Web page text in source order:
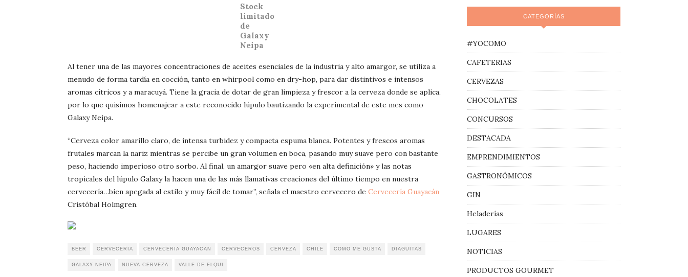
Stock
limitado
de
Galaxy
Neipa
Al tener una de las mayores concentraciones de aceites esenciales de la industria y alto amargor, se utiliza a
menudo de forma tardía en cocción, tanto en whirpool como en dry-hop, para dar distintivos e intensos
aromas cítricos y a maracuyá. Tiene la gracia de dotar de gran limpieza y frescor a la cerveza donde se aplica,
por lo que quisimos homenajear a este reconocido lúpulo bautizando la experimental de este mes como
Galaxy Neipa.
“Cerveza color amarillo claro, de intensa turbidez y compacta espuma blanca. Potentes y frescos aromas
frutales marcan la nariz mientras se percibe un gran volumen en boca, pasando muy suave pero con bastante
peso, haciendo imperioso otro sorbo. Al final, un amargor suave pero «en alta definición» y las notas
tropicales del lúpulo Galaxy la hacen una de las más llamativas creaciones del último tiempo en nuestra
cervecería…bien apegada al estilo y muy fácil de tomar”, señala el maestro cervecero de Cervecería Guayacán
Cristóbal Holmgren.
BEER CERVECERIA CERVECERIA GUAYACAN CERVECEROS CERVEZA CHILE COMO ME GUSTA DIAGUITAS
GALAXY NEIPA NUEVA CERVEZA VALLE DE ELQUI
CATEGORÍAS
#YOCOMO
CAFETERIAS
CERVEZAS
CHOCOLATES
CONCURSOS
DESTACADA
EMPRENDIMIENTOS
GASTRONÓMICOS
GIN
Heladerías
LUGARES
NOTICIAS
PRODUCTOS GOURMET